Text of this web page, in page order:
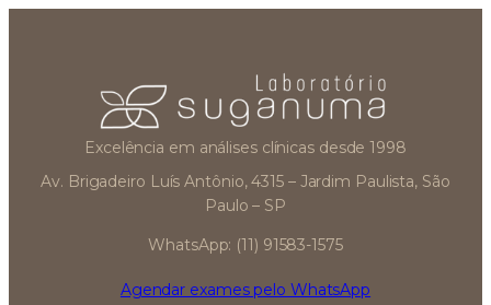
Excelência em análises clínicas desde 1998
Av. Brigadeiro Luís Antônio, 4315 – Jardim Paulista, São
Paulo – SP
WhatsApp: (11) 91583-1575
Agendar exames pelo WhatsApp